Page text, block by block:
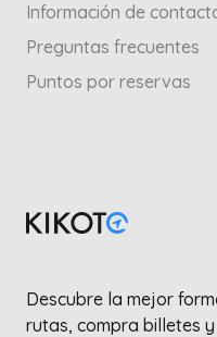
Información de
Preguntas frecuentes
Puntos por reservas
Descubre la mejor
rutas, compra billetes